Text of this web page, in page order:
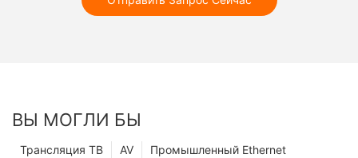
ВЫ МОГЛИ БЫ
Промышленный Ethernet
AV
Трансляция ТВ